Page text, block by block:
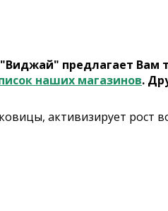
предлагает Вам
наших магазинов.
активизирует рост